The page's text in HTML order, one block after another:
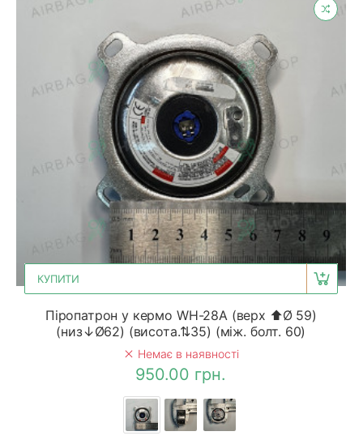
КУПИТИ
Піропатрон у кермо WH-28A (верх ⬆Ø 59)
(низ↓Ø62) (висота.⇅35) (між. болт. 60)
Немає в наявності
950.00 грн.